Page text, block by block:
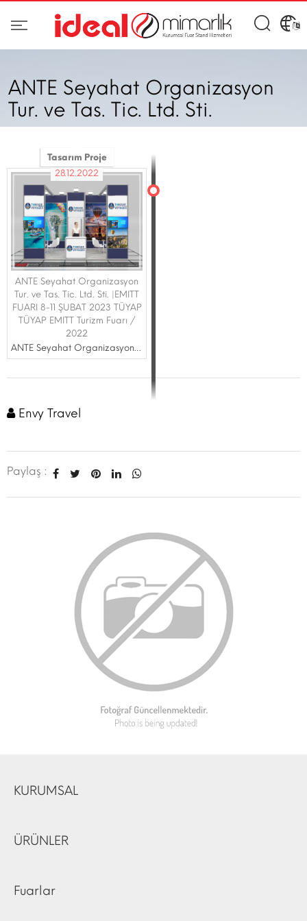
ANTE Seyahat Organizasyon
Tur. ve Tas. Tic. Ltd. Sti.
Tasarım Proje
28.12.2022
ANTE Seyahat Organizasyon
Tur. ve Tas. Tic. Ltd. Sti. |EMITT
FUARI 8-11 ŞUBAT 2023 TÜYAP
TÜYAP EMITT Turizm Fuarı /
2022
ANTE Seyahat Organizasyon Tur. ve Tas. Tic. Ltd. Sti.
Envy Travel
Paylaş :
KURUMSAL
ÜRÜNLER
Fuarlar